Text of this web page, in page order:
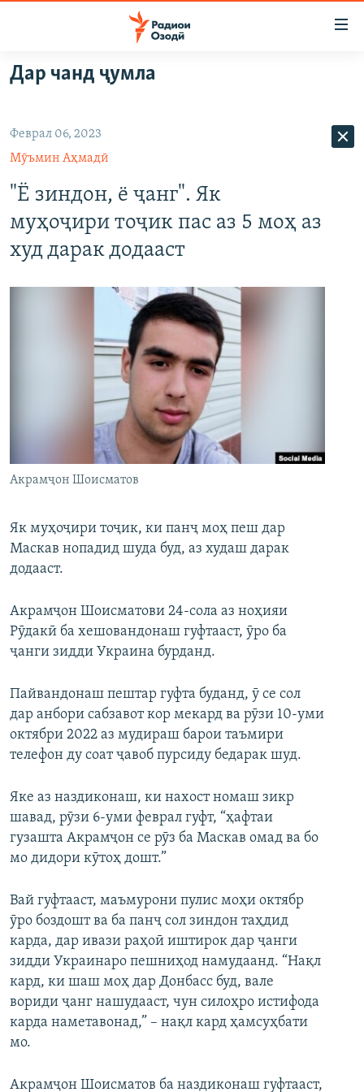
Ҷаҳиш
ба
аслӣ
Ҷаҳиш
ба
феҳристи
Ҷаҳиш
ба
ГӮШАҲО
ҚАЗИЯИ "КРОКУС"
ОСИЁИ МАРКАЗӢ
ФАРҲАНГ
МЕҲМОНИ ОЗОДӢ
РӮЗГОРИ МУҲОҶИР
ТАҲҚИҚОТ
ҶАНГ ДАР УКРАИНА
НАЗАРИ МАРДУМ
ЧАНДРАСОНАӢ
НИГОРИСТОН
ГУЗОРИШҲОИ РАДИОӢ
КИТОБҲОИ ОЗОДӢ
ПАЙГИРӢ КУНЕД
Ҳамаи сомонаҳои RFE/RL
Дар чанд ҷумла
Феврал 06, 2023
Мӯъмин Аҳмадӣ
"Ё зиндон, ё ҷанг". Як
муҳоҷири тоҷик пас аз 5 моҳ аз
худ дарак додааст
Акрамҷон Шоисматов
Як муҳоҷири тоҷик, ки панҷ моҳ пеш дар
Маскав нопадид шуда буд, аз худаш дарак
додааст.
Акрамҷон Шоисматови 24-сола аз ноҳияи
Рӯдакӣ ба хешовандонаш гуфтааст, ӯро ба
ҷанги зидди Украина бурданд.
Пайвандонаш пештар гуфта буданд, ӯ се сол
дар анбори сабзавот кор мекард ва рӯзи 10-уми
октябри 2022 аз мудираш барои таъмири
телефон ду соат ҷавоб пурсиду бедарак шуд.
Яке аз наздиконаш, ки нахост номаш зикр
шавад, рӯзи 6-уми феврал гуфт, “ҳафтаи
гузашта Акрамҷон се рӯз ба Маскав омад ва бо
мо дидори кӯтоҳ дошт.”
Вай гуфтааст, маъмурони пулис моҳи октябр
ӯро боздошт ва ба панҷ сол зиндон таҳдид
карда, дар ивази раҳоӣ иштирок дар ҷанги
зидди Украинаро пешниҳод намудаанд. “Нақл
кард, ки шаш моҳ дар Донбасс буд, вале
вориди ҷанг нашудааст, чун силоҳро истифода
карда наметавонад,” – нақл кард ҳамсуҳбати
мо.
Акрамҷон Шоисматов ба наздиконаш гуфтааст,